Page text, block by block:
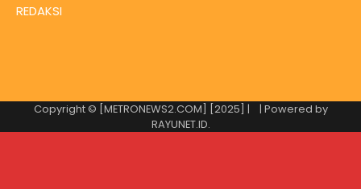
REDAKSI
Copyright © [METRONEWS2.COM] [2025] |
| Powered by
RAYUNET.ID.